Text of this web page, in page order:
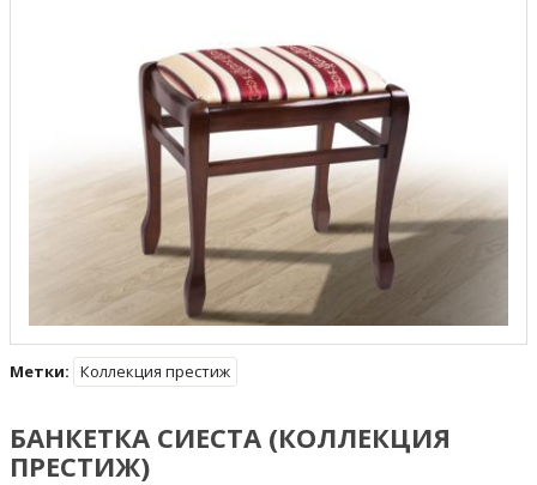
Метки: Коллекция престиж
БАНКЕТКА СИЕСТА (КОЛЛЕКЦИЯ
ПРЕСТИЖ)